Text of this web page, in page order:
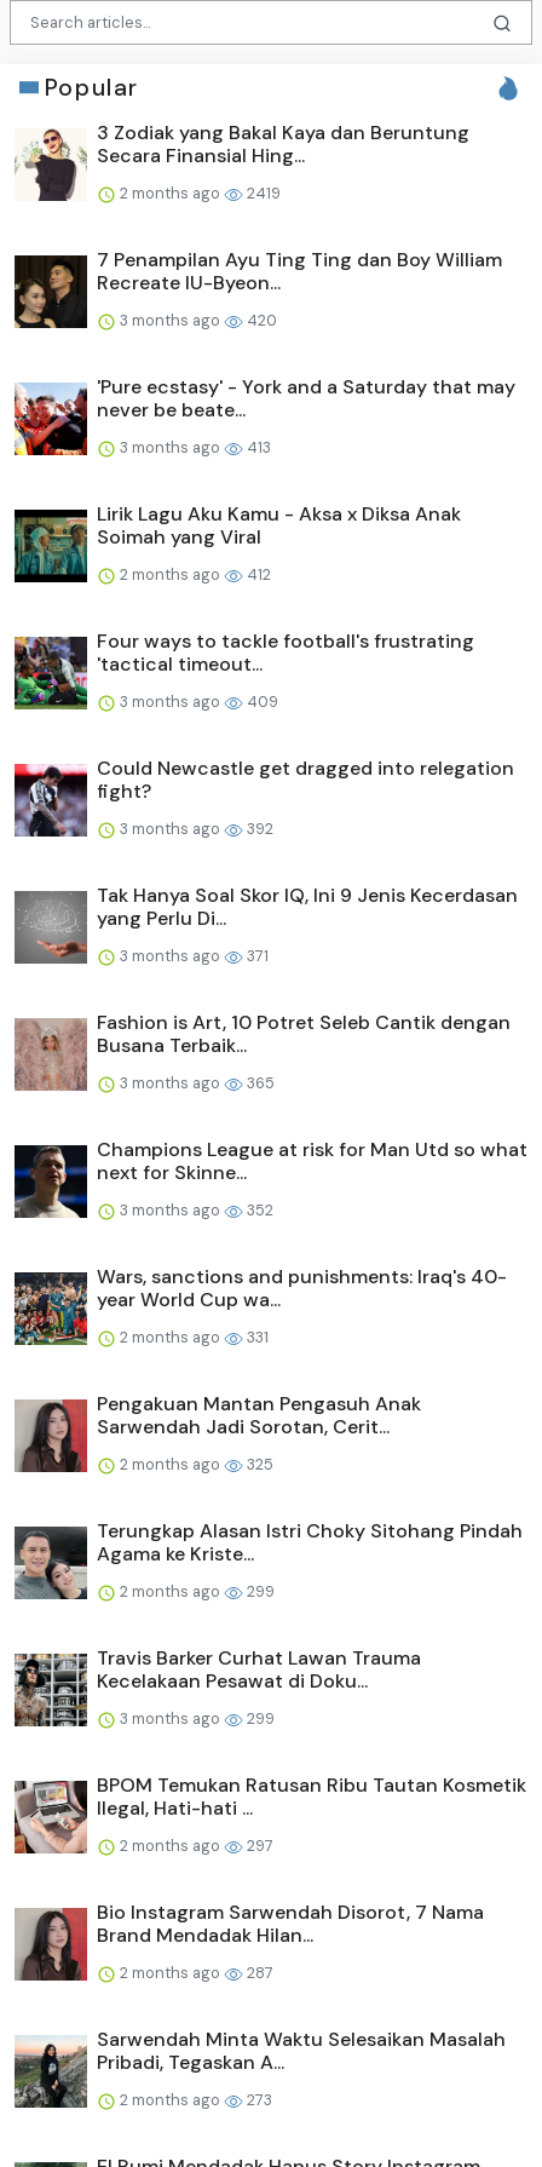
Popular
3 Zodiak yang Bakal Kaya dan Beruntung
Secara Finansial Hing...
2 months ago 2419
7 Penampilan Ayu Ting Ting dan Boy William
Recreate IU-Byeon...
3 months ago 420
'Pure ecstasy' - York and a Saturday that may
never be beate...
3 months ago 413
Lirik Lagu Aku Kamu - Aksa x Diksa Anak
Soimah yang Viral
2 months ago 412
Four ways to tackle football's frustrating
'tactical timeout...
3 months ago 409
Could Newcastle get dragged into relegation
fight?
3 months ago 392
Tak Hanya Soal Skor IQ, Ini 9 Jenis Kecerdasan
yang Perlu Di...
3 months ago 371
Fashion is Art, 10 Potret Seleb Cantik dengan
Busana Terbaik...
3 months ago 365
Champions League at risk for Man Utd so what
next for Skinne...
3 months ago 352
Wars, sanctions and punishments: Iraq's 40-
year World Cup wa...
2 months ago 331
Pengakuan Mantan Pengasuh Anak
Sarwendah Jadi Sorotan, Cerit...
2 months ago 325
Terungkap Alasan Istri Choky Sitohang Pindah
Agama ke Kriste...
2 months ago 299
Travis Barker Curhat Lawan Trauma
Kecelakaan Pesawat di Doku...
3 months ago 299
BPOM Temukan Ratusan Ribu Tautan Kosmetik
Ilegal, Hati-hati ...
2 months ago 297
Bio Instagram Sarwendah Disorot, 7 Nama
Brand Mendadak Hilan...
2 months ago 287
Sarwendah Minta Waktu Selesaikan Masalah
Pribadi, Tegaskan A...
2 months ago 273